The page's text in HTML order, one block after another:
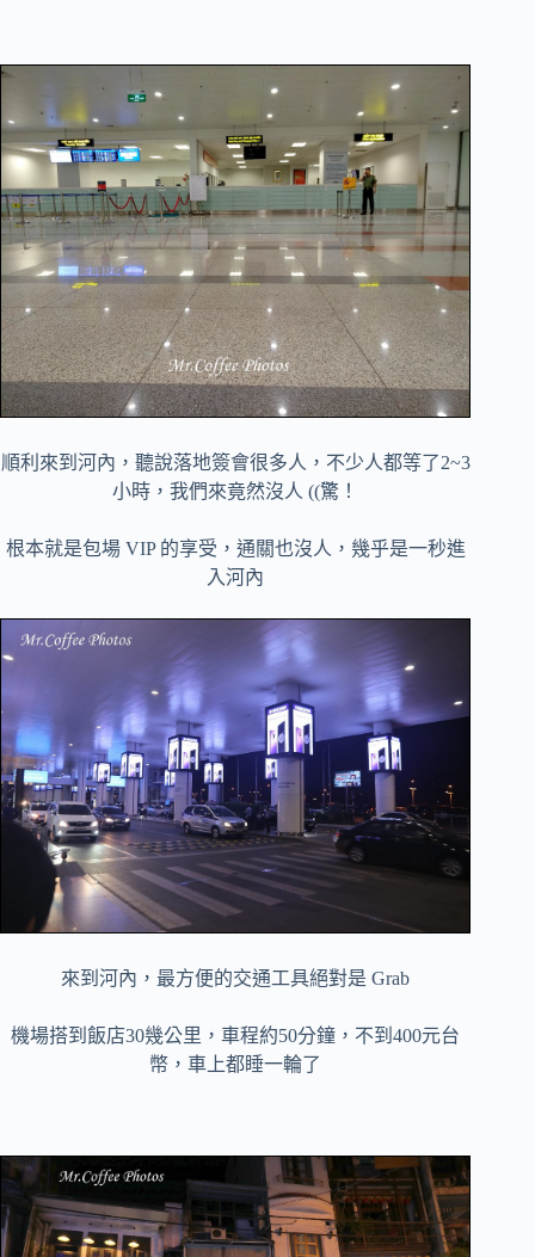
順利來到河內，聽說落地簽會很多人，不少人都等了2~3
小時，我們來竟然沒人 ((驚！
根本就是包場 VIP 的享受，通關也沒人，幾乎是一秒進
入河內
來到河內，最方便的交通工具絕對是 Grab
機場搭到飯店30幾公里，車程約50分鐘，不到400元台
幣，車上都睡一輪了